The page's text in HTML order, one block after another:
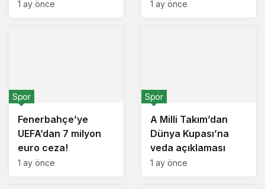
Varsayılana dön
1 ay önce 1 ay önce
Fenerbahçe’ye
UEFA’dan 7 milyon
euro ceza!
Spor
1 ay önce
A Milli Takım’dan
Dünya Kupası’na
veda açıklaması
Spor
1 ay önce